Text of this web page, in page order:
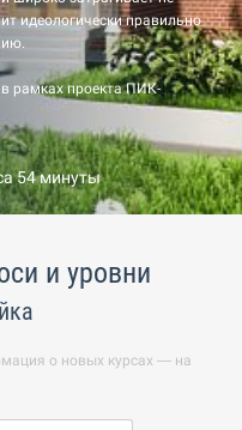
идеологически правильно
в рамках проекта ПИК-
54 минуты
и уровни
о новых курсах — на